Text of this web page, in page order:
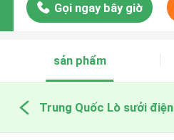
Gọi ngay bây giờ
sản phẩm
Trung Quốc Lò sưởi điện